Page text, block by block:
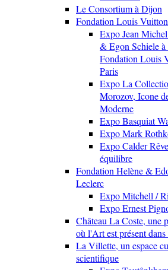
Le Consortium à Dijon
Fondation Louis Vuitton
Expo Jean
& Egon Schiele à
Fondation Louis
Paris
Expo La
Morozov, Icone
Moderne
Expo Basquiat
Expo Mark
Expo Calder
équilibre
Fondation Helène &
Leclerc
Expo Mitchell /
Expo Ernest
Château La Coste, une
où l'Art est présent
La Villette, un espace
scientifique